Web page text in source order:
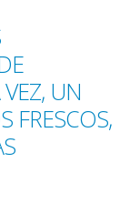
UN
FRESCOS,